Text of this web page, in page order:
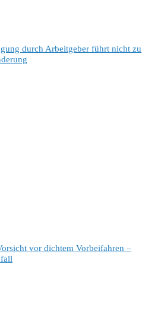
durch Arbeitgeber führt nicht zu
vor dichtem Vorbeifahren –